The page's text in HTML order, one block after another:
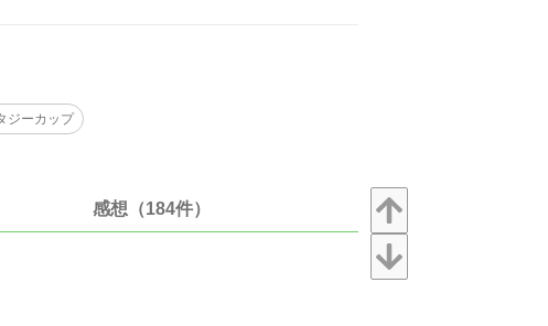
ジーカップ
感想（184件）